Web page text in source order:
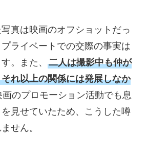
真は映画のオフショットだっ
ライベートでの交際の事実は
。また、 二人は撮影中も仲が
れ以上の関係には発展しなか
画のプロモーション活動でも息
見せていたため、こうした噂
せん。